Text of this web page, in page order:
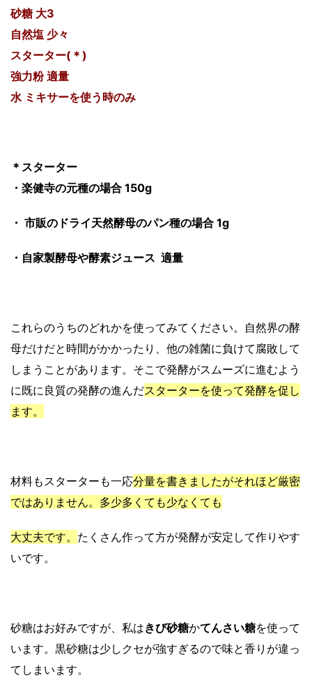
砂糖 大3
自然塩 少々
スターター(＊)
強力粉 適量
水 ミキサーを使う時のみ
＊スターター
・楽健寺の元種の場合 150g
・ 市販のドライ天然酵母のパン種の場合 1g
・自家製酵母や酵素ジュース 適量
これらのうちのどれかを使ってみてください。自然界の酵
母だけだと時間がかかったり、他の雑菌に負けて腐敗して
しまうことがあります。そこで発酵がスムーズに進むよう
に既に良質の発酵の進んだスターターを使って発酵を促し
ます。
材料もスターターも一応分量を書きましたがそれほど厳密
ではありません。多少多くても少なくても
大丈夫です。 たくさん作って方が発酵が安定して作りやす
いです。
砂糖はお好みですが、私はきび砂糖かてんさい糖を使って
います。黒砂糖は少しクセが強すぎるので味と香りが違っ
てしまいます。